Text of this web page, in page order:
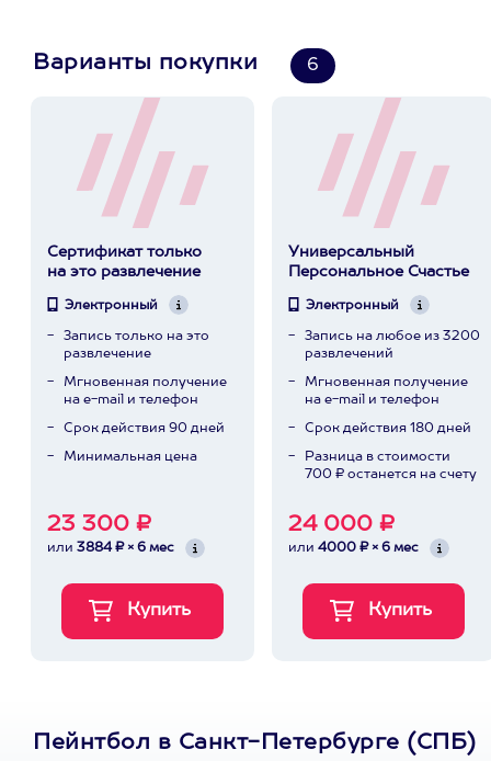
Варианты покупки 6
Сертификат только
на это развлечение
Электронный
Запись только на это
развлечение
Мгновенная получение
на e-mail и телефон
Срок действия 90 дней
Минимальная цена
23 300 ₽
или 3884 ₽ × 6 мес
Универсальный
Персональное Счастье
Электронный
Запись на любое из 3200
развлечений
Мгновенная получение
на e-mail и телефон
Срок действия 180 дней
Разница в стоимости
700 ₽ останется на счету
24 000 ₽
или 4000 ₽ × 6 мес
Пейнтбол в Санкт-Петербурге (СПБ)